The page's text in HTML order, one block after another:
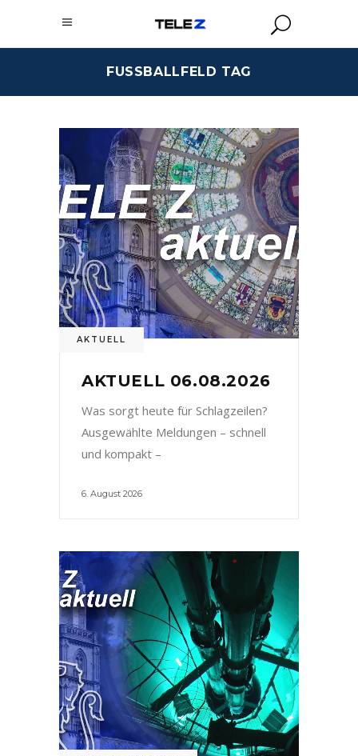
FUSSBALLFELD TAG
AKTUELL
AKTUELL 06.08.2026
Was sorgt heute für Schlagzeilen?
Ausgewählte Meldungen – schnell
und kompakt –
6. August 2026